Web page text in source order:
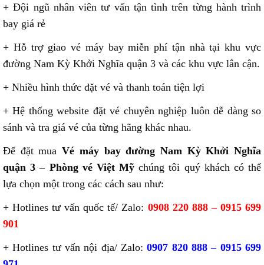
+ Đội ngũ nhân viên tư vấn tận tình trên từng hành trình
bay giá rẻ
+ Hỗ trợ giao vé máy bay miễn phí tận nhà tại khu vực
đường Nam Kỳ Khởi Nghĩa quận 3 và các khu vực lân cận.
+ Nhiều hình thức đặt vé và thanh toán tiện lợi
+ Hệ thống website đặt vé chuyên nghiệp luôn dễ dàng so
sánh và tra giá vé của từng hãng khác nhau.
Để đặt muaVé máy bay đường Nam Kỳ Khởi Nghĩa
quận 3 – Phòng vé Việt Mỹ chúng tôi quý khách có thể
lựa chọn một trong các cách sau như:
+ Hotlines tư vấn quốc tế/ Zalo: 0908 220 888 – 0915 699
901
+ Hotlines tư vấn nội địa/ Zalo:0907 820 888 – 0915 699